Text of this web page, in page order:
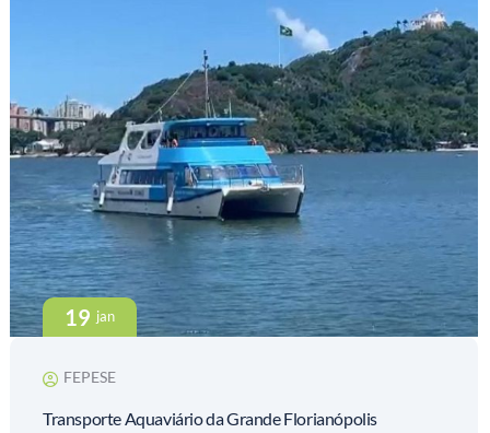
19 jan
FEPESE
Transporte Aquaviário da Grande Florianópolis